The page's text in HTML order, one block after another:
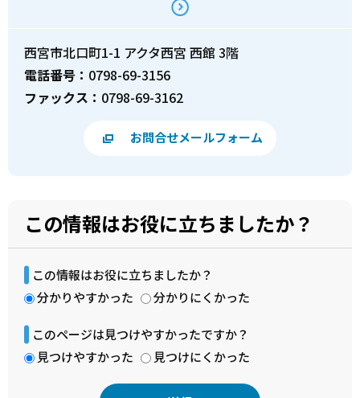
西宮市北口町1-1 アクタ西宮 西館 3階
電話番号： 0798-69-3156
ファックス： 0798-69-3162
お問合せメールフォーム
この情報はお役に立ちましたか？
この情報はお役に立ちましたか？
分かりやすかった
分かりにくかった
このページは見つけやすかったですか？
見つけやすかった
見つけにくかった